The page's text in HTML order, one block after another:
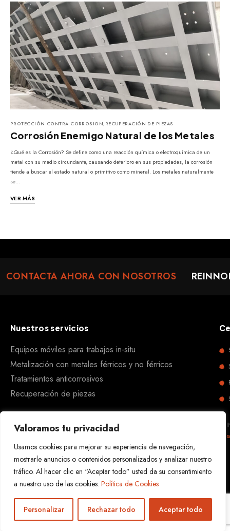
Valoramos tu privacidad
Usamos cookies para mejorar su experiencia de navegación,
mostrarle anuncios o contenidos personalizados y analizar nuestro
tráfico. Al hacer clic en “Aceptar todo” usted da su consentimiento
a nuestro uso de las cookies. Política de Cookies
Personalizar Rechazar todo Aceptar todo
PROTECCIÓN CONTRA CORROSION, RECUPERACIÓN DE PIEZAS
Corrosión Enemigo Natural de los Metales
¿Qué es la Corrosión? Se define como una reacción química o electroquímica de un
metal con su medio circundante, causando deterioro en sus propiedades, la corrosión
tiende a buscar el estado natural o primitivo como mineral. Los metales naturalmente
se…
VER MÁS
CONTACTA AHORA CON NOSOTROS
Nuestros servicios
Equipos móviles para trabajos in-situ
Metalización con metales férricos y no férricos
Tratamientos anticorrosivos
Recuperación de piezas